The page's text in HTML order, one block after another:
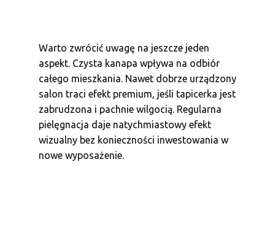
Warto zwrócić uwagę na jeszcze jeden
aspekt. Czysta kanapa wpływa na odbiór
całego mieszkania. Nawet dobrze urządzony
salon traci efekt premium, jeśli tapicerka jest
zabrudzona i pachnie wilgocią. Regularna
pielęgnacja daje natychmiastowy efekt
wizualny bez konieczności inwestowania w
nowe wyposażenie.